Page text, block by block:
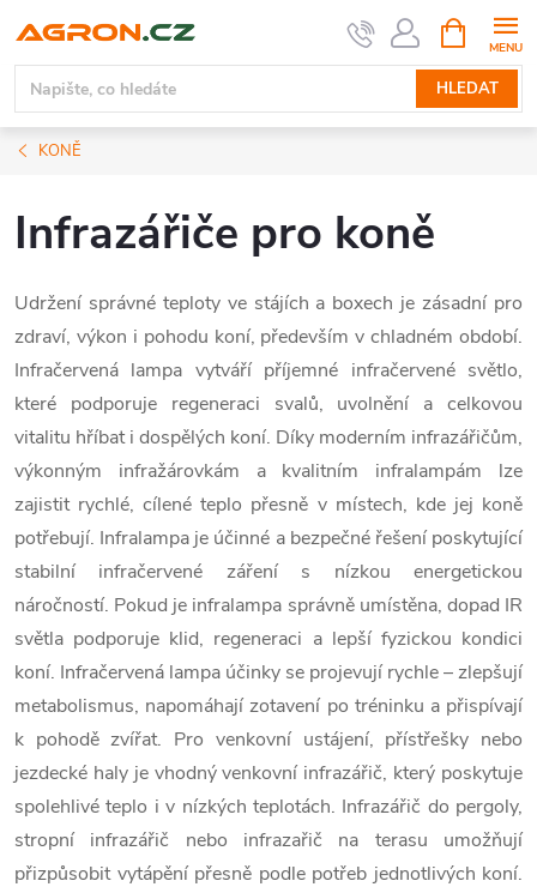
na
obsah
HLEDAT
NÁKUPNÍ
KOŠÍK
KONĚ
Infrazářiče pro koně
Udržení správné teploty ve stájích a boxech je zásadní pro
zdraví, výkon i pohodu koní, především v chladném období.
Infračervená lampa vytváří příjemné infračervené světlo,
které podporuje regeneraci svalů, uvolnění a celkovou
vitalitu hříbat i dospělých koní. Díky moderním infrazářičům,
výkonným infražárovkám a kvalitním infralampám lze
zajistit rychlé, cílené teplo přesně v místech, kde jej koně
potřebují. Infralampa je účinné a bezpečné řešení poskytující
stabilní infračervené záření s nízkou energetickou
náročností. Pokud je infralampa správně umístěna, dopad IR
světla podporuje klid, regeneraci a lepší fyzickou kondici
koní. Infračervená lampa účinky se projevují rychle – zlepšují
metabolismus, napomáhají zotavení po tréninku a přispívají
k pohodě zvířat. Pro venkovní ustájení, přístřešky nebo
jezdecké haly je vhodný venkovní infrazářič, který poskytuje
spolehlivé teplo i v nízkých teplotách. Infrazářič do pergoly,
stropní infrazářič nebo infrazařič na terasu umožňují
přizpůsobit vytápění přesně podle potřeb jednotlivých koní.